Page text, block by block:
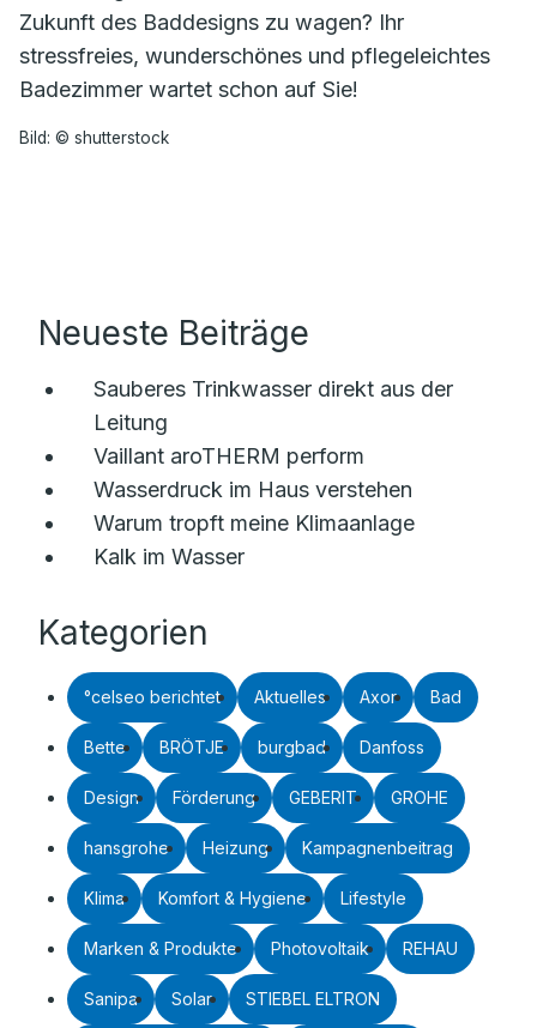
Zukunft des Baddesigns zu wagen? Ihr
stressfreies, wunderschönes und pflegeleichtes
Badezimmer wartet schon auf Sie!
Bild: © shutterstock
Neueste Beiträge
Sauberes Trinkwasser direkt aus der
Leitung
Vaillant aroTHERM perform
Wasserdruck im Haus verstehen
Warum tropft meine Klimaanlage
Kalk im Wasser
Kategorien
°celseo berichtet Aktuelles Axor Bad
Bette BRÖTJE burgbad Danfoss
Design Förderung GEBERIT GROHE
hansgrohe Heizung Kampagnenbeitrag
Klima Komfort & Hygiene Lifestyle
Marken & Produkte Photovoltaik REHAU
Sanipa Solar STIEBEL ELTRON